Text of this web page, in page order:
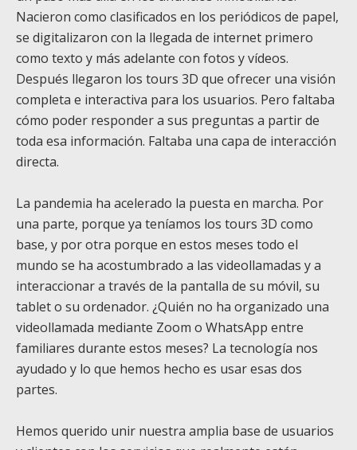
Nacieron como clasificados en los periódicos de papel,
se digitalizaron con la llegada de internet primero
como texto y más adelante con fotos y vídeos.
Después llegaron los tours 3D que ofrecer una visión
completa e interactiva para los usuarios. Pero faltaba
cómo poder responder a sus preguntas a partir de
toda esa información. Faltaba una capa de interacción
directa.
La pandemia ha acelerado la puesta en marcha. Por
una parte, porque ya teníamos los tours 3D como
base, y por otra porque en estos meses todo el
mundo se ha acostumbrado a las videollamadas y a
interaccionar a través de la pantalla de su móvil, su
tablet o su ordenador. ¿Quién no ha organizado una
videollamada mediante Zoom o WhatsApp entre
familiares durante estos meses? La tecnología nos
ayudado y lo que hemos hecho es usar esas dos
partes.
Hemos querido unir nuestra amplia base de usuarios